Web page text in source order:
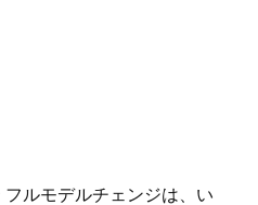
フルモデルチェンジは、い